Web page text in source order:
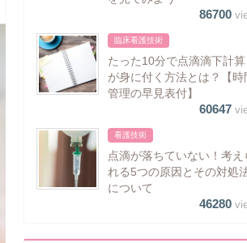
86700
臨床看護技術
たった10分で点滴滴下計算
が身に付く方法とは？【時
管理の早見表付】
60647
看護技術
点滴が落ちていない！考え
れる5つの原因とその対処
について
46280